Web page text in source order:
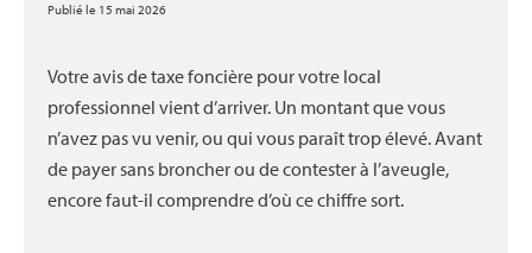
Publié le 15 mai 2026
Votre avis de taxe foncière pour votre local
professionnel vient d’arriver. Un montant que vous
n’avez pas vu venir, ou qui vous paraît trop élevé. Avant
de payer sans broncher ou de contester à l’aveugle,
encore faut-il comprendre d’où ce chiffre sort.